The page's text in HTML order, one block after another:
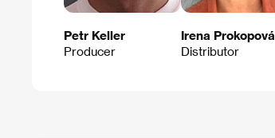
Petr Keller
Producer
Irena Prokopová
Distributor